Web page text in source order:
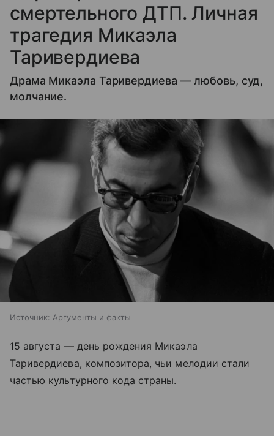
смертельного ДТП. Личная
трагедия Микаэла
Таривердиева
Драма Микаэла Таривердиева — любовь, суд,
молчание.
Источник: Аргументы и факты
15 августа — день рождения Микаэла
Таривердиева, композитора, чьи мелодии стали
частью культурного кода страны.